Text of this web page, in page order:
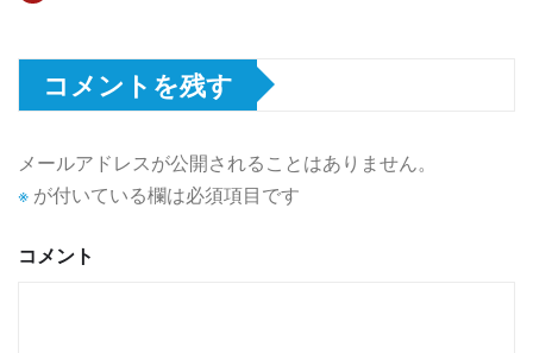
コメントを残す
メールアドレスが公開されることはありません。
※ が付いている欄は必須項目です
コメント